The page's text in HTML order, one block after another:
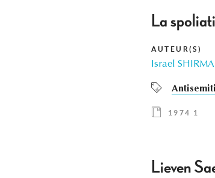
La
AUTEUR(S)
Israel
1974 1
Lieven